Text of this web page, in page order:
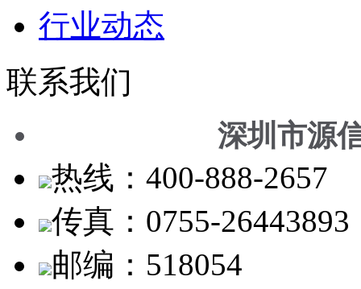
行业动态
联系我们
深圳市源
热线：400-888-2657
传真：0755-26443893
邮编：518054